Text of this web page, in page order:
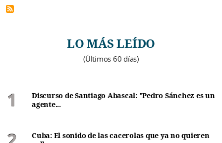
LO MÁS LEÍDO
(Últimos 60 días)
Discurso de Santiago Abascal: "Pedro Sánchez es un
agente...
Cuba: El sonido de las cacerolas que ya no quieren